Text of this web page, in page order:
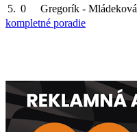
5. 0 Gregorík - Mládeková
kompletné poradie